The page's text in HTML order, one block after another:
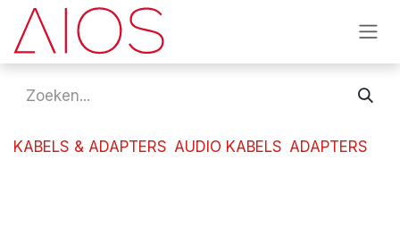
Overslaan naar inhoud
KABELS & ADAPTERS AUDIO KABELS ADAPTERS